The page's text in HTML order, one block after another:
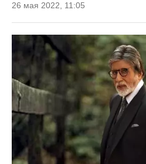
26 мая 2022, 11:05